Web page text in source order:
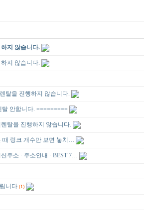
지 않습니다.
지 않습니다.
탈을 진행하지 않습니다.
안합니다. =========
탈을 진행하지 않습니다.
때 링크 개수만 보면 놓치…
주소 · 주소안내 · BEST 7…
니다 (1)